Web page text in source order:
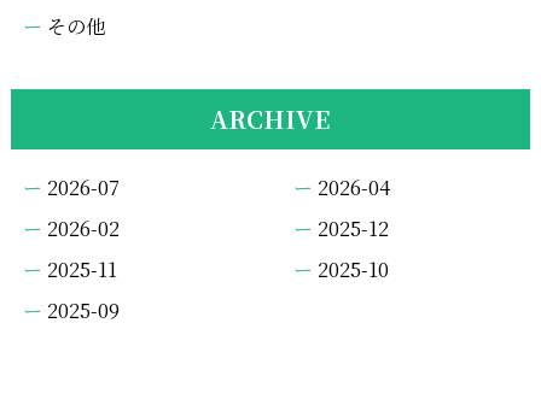
その他
ARCHIVE
2026-07
2026-04
2026-02
2025-12
2025-11
2025-10
2025-09